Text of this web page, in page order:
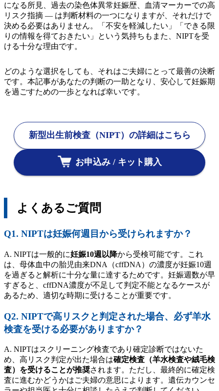
になる所見、過去の染色体異常妊娠歴、血清マーカーでの高
リスク指摘 ― は判断材料の一つになりますが、それだけで
決める必要はありません。「不安を軽減したい」「できる限
りの情報を得ておきたい」という気持ちもまた、NIPTを受
ける十分な理由です。
どのような選択をしても、それはご夫婦にとって最善の決断
です。本記事があなたの判断の一助となり、安心して妊娠期
を過ごすための一歩となれば幸いです。
新型出生前検査（NIPT）の詳細はこちら
お申込み / キット購入
よくあるご質問
Q1. NIPTは妊娠何週目から受けられますか？
A. NIPTは一般的に妊娠10週以降から受検可能です。これ
は、母体血中の胎児由来DNA（cffDNA）の濃度が妊娠10週
を過ぎると解析に十分な量に達するためです。妊娠週数が早
すぎると、cffDNA濃度が不足して判定不能となるケースが
あるため、適切な時期に受けることが重要です。
Q2. NIPTで高リスクと判定された場合、必ず羊水
検査を受ける必要がありますか？
A. NIPTはスクリーニング検査であり確定診断ではないた
め、高リスク判定が出た場合は確定検査（羊水検査や絨毛検
査）を受けることが推奨されます。ただし、最終的に確定検
査に進むかどうかはご夫婦の意思によります。遺伝カウンセ